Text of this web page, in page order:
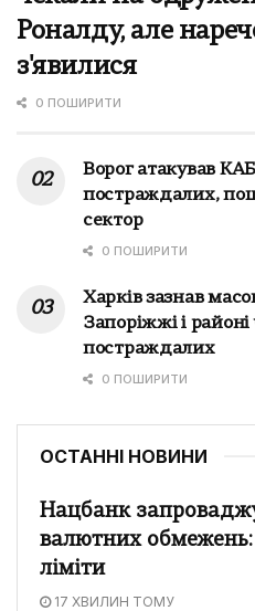
Роналду, але
з'явилися
0 ПОШИРИТИ
Ворог атакував
постраждалих,
сектор
0 ПОШИРИТИ
Харків зазнав
Запоріжжі і районі
постраждалих
0 ПОШИРИТИ
ОСТАННІ НОВИНИ
Нацбанк
валютних обмежень:
ліміти
17 ХВИЛИН ТОМУ